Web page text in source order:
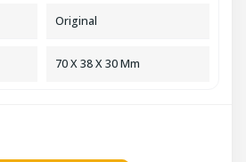
Original
70 X 38 X 30 Mm